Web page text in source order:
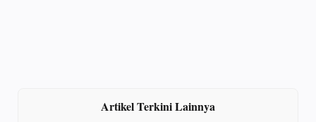
Artikel Terkini Lainnya